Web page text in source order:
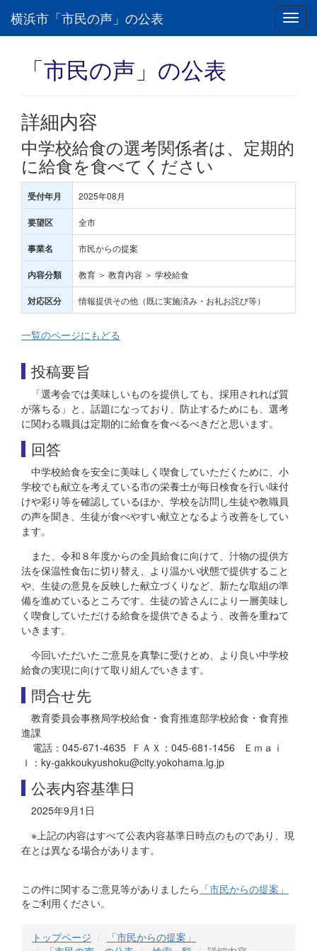
横浜市「市民の声」の公表
「市民の声」の公表
詳細内容
中学校給食の選考関係者は、定期的
に給食を食べてください
受付年月 2025年08月
要望区 全市
事業名 市民からの提案
内容分類 教育 ＞ 教育内容 ＞ 学校給食
対応区分 情報提供その他（既に実施済み・お礼お詫び等）
一覧のページにもどる
投稿要旨
「選考会では美味しいものを提供しても、採用されれば質
が落ちる」と、話題になっており、防止するためにも、選考
に関わる職員は定期的に給食を食べるべきだと思います。
回答
中学校給食を安全に美味しく喫食していただくために、小
学校でも献立を考えている市の栄養士が毎日検食を行い味付
けや彩り等を確認しているほか、学校を訪問し生徒や教職員
の声を聞き、生徒が食べやすい献立となるよう改善をしてい
ます。
また、令和８年度からの全員給食に向けて、汁物の提供方
法を保温性食缶に切り替え、より温かい状態で提供すること
や、生徒の意見を反映した献立づくりなど、新たな取組の準
備を進めているところです。生徒の皆さんにより一層美味し
く喫食していただける給食を提供できるよう、改善を重ねて
いきます。
今回いただいたご意見を真摯に受けとめ、より良い中学校
給食の実現に向けて取り組んでいきます。
問合せ先
教育委員会事務局学校給食・食育推進部学校給食・食育推
進課
電話：045-671-4635 ＦＡＸ：045-681-1456 Ｅｍａｉ
ｌ：ky-gakkoukyushoku@city.yokohama.lg.jp
公表内容基準日
2025年9月1日
※上記の内容はすべて公表内容基準日時点のものであり、現
在とは異なる場合があります。
この件に関するご意見等がありましたら 「市民からの提案」
をご利用ください。
トップページ
「市民からの提案」